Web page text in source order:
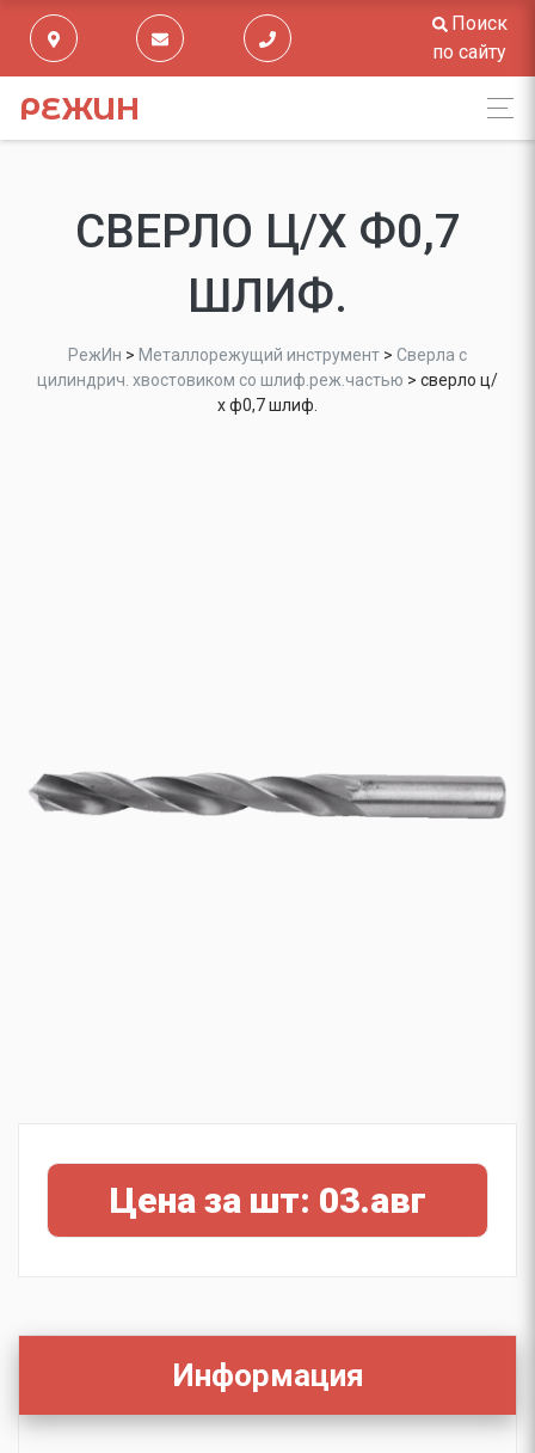
Поиск
по сайту
РЕЖИН
СВЕРЛО Ц/Х Ф0,7
ШЛИФ.
РежИн > Металлорежущий инструмент > Сверла с
цилиндрич. хвостовиком со шлиф.реж.частью > сверло ц/
х ф0,7 шлиф.
Цена за шт: 03.авг
Информация